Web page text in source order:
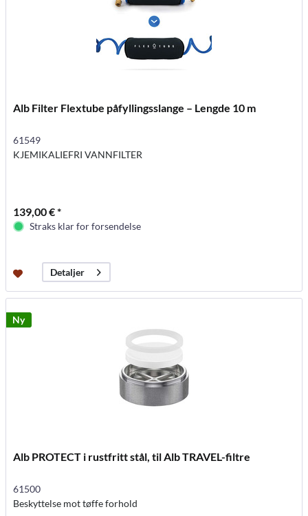
Alb Filter Flextube påfyllingsslange – Lengde 10 m
61549
KJEMIKALIEFRI VANNFILTER
139,00 € *
Straks klar for forsendelse
Detaljer
Ny
Alb PROTECT i rustfritt stål, til Alb TRAVEL-filtre
61500
Beskyttelse mot tøffe forhold